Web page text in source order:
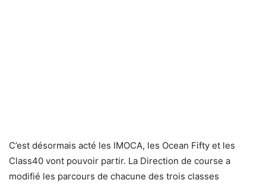
C’est désormais acté les IMOCA, les Ocean Fifty et les
Class40 vont pouvoir partir. La Direction de course a
modifié les parcours de chacune des trois classes